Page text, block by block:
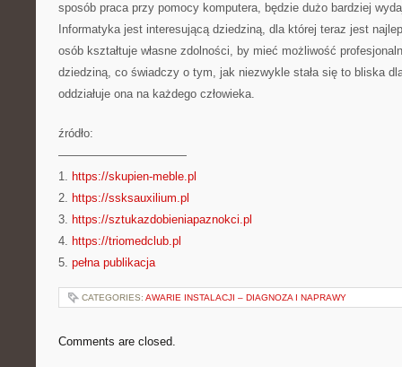
sposób praca przy pomocy komputera, będzie dużo bardziej
Informatyka jest interesującą dziedziną, dla której teraz jest
osób kształtuje własne zdolności, by mieć możliwość
dziedziną, co świadczy o tym, jak niezwykle stała się to bliska
oddziałuje ona na każdego człowieka.
źródło:
———————————
1. https://skupien-meble.pl
2. https://ssksauxilium.pl
3. https://sztukazdobieniapaznokci.pl
4. https://triomedclub.pl
5. pełna publikacja
CATEGORIES: AWARIE INSTALACJI – DIAGNOZA I NAPRAWY
Comments are closed.